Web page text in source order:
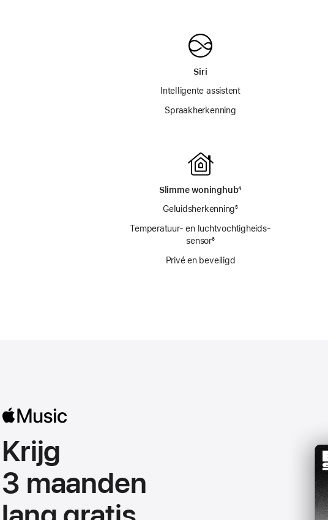
Siri
Intelligente assistent
Spraakherkenning
Slimme woninghubvoetnoot
⁴
Geluidsherkenningvoetnoot
⁵
Temperatuur- en luchtvochtigheids­
sensorvoetnoot
⁶
Privé en beveiligd
Krijg
3 maanden